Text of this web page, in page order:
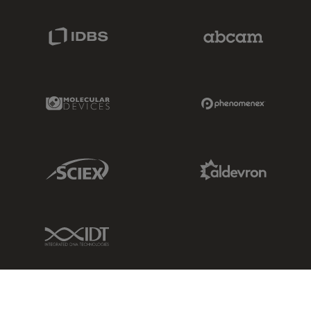
Molecular Devices Link
Sciex Link
IDT Link